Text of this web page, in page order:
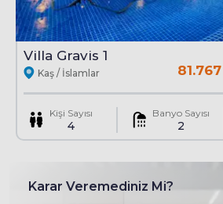
Havuz : Korunaklı Özel
En 3.5 Mt Boy 9 Mt
Villa Gravis 1
Kaş / İslamlar
Kişi Sayısı
4
Banyo Sayısı
2
Karar Veremediniz Mi?